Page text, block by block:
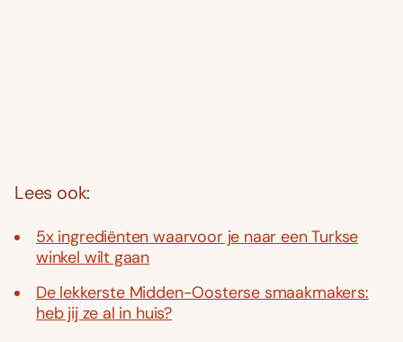
Lees ook:
5x ingrediënten waarvoor je naar een Turkse
winkel wilt gaan
De lekkerste Midden-Oosterse smaakmakers:
heb jij ze al in huis?